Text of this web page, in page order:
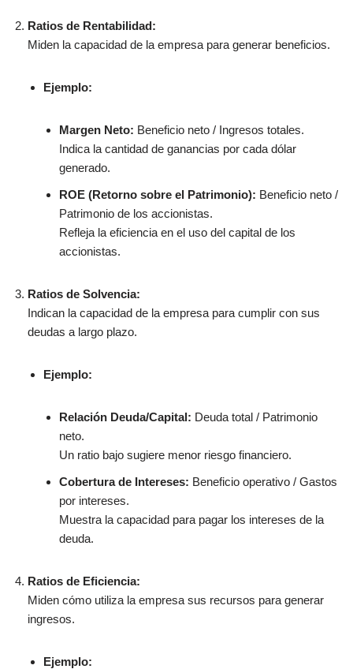
Ratios de Rentabilidad:
Miden la capacidad de la empresa para generar beneficios.
Ejemplo:
Margen Neto: Beneficio neto / Ingresos totales.
Indica la cantidad de ganancias por cada dólar
generado.
ROE (Retorno sobre el Patrimonio): Beneficio neto /
Patrimonio de los accionistas.
Refleja la eficiencia en el uso del capital de los
accionistas.
Ratios de Solvencia:
Indican la capacidad de la empresa para cumplir con sus
deudas a largo plazo.
Ejemplo:
Relación Deuda/Capital: Deuda total / Patrimonio
neto.
Un ratio bajo sugiere menor riesgo financiero.
Cobertura de Intereses: Beneficio operativo / Gastos
por intereses.
Muestra la capacidad para pagar los intereses de la
deuda.
Ratios de Eficiencia:
Miden cómo utiliza la empresa sus recursos para generar
ingresos.
Ejemplo: